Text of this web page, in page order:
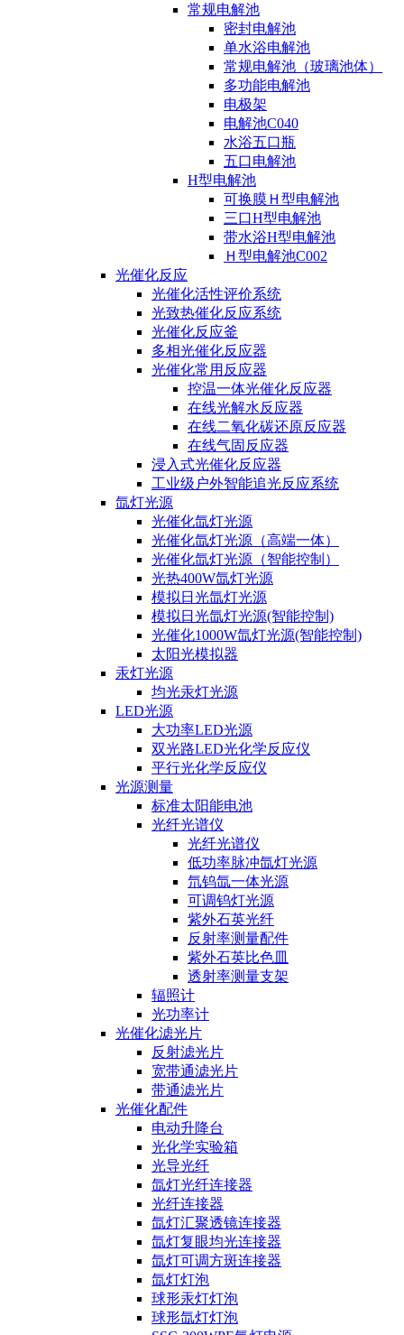
常规电解池
密封电解池
单水浴电解池
常规电解池（玻璃池体）
多功能电解池
电极架
电解池C040
水浴五口瓶
五口电解池
H型电解池
可换膜Ｈ型电解池
三口H型电解池
带水浴H型电解池
Ｈ型电解池C002
光催化反应
光催化活性评价系统
光致热催化反应系统
光催化反应釜
多相光催化反应器
光催化常用反应器
控温一体光催化反应器
在线光解水反应器
在线二氧化碳还原反应器
在线气固反应器
浸入式光催化反应器
工业级户外智能追光反应系统
氙灯光源
光催化氙灯光源
光催化氙灯光源（高端一体）
光催化氙灯光源（智能控制）
光热400W氙灯光源
模拟日光氙灯光源
模拟日光氙灯光源(智能控制)
光催化1000W氙灯光源(智能控制)
太阳光模拟器
汞灯光源
均光汞灯光源
LED光源
大功率LED光源
双光路LED光化学反应仪
平行光化学反应仪
光源测量
标准太阳能电池
光纤光谱仪
光纤光谱仪
低功率脉冲氙灯光源
氘钨氙一体光源
可调钨灯光源
紫外石英光纤
反射率测量配件
紫外石英比色皿
透射率测量支架
辐照计
光功率计
光催化滤光片
反射滤光片
宽带通滤光片
带通滤光片
光催化配件
电动升降台
光化学实验箱
光导光纤
氙灯光纤连接器
光纤连接器
氙灯汇聚透镜连接器
氙灯复眼均光连接器
氙灯可调方斑连接器
氙灯灯泡
球形汞灯灯泡
球形氙灯灯泡